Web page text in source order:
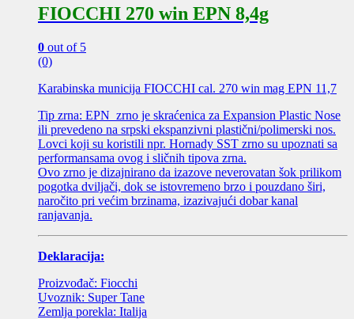
FIOCCHI 270 win EPN 8,4g
0 out of 5
(0)
Karabinska municija FIOCCHI cal. 270 win mag EPN 11,7
Tip zrna: EPN zrno je skraćenica za Expansion Plastic Nose
ili prevedeno na srpski ekspanzivni plastični/polimerski nos.
Lovci koji su koristili npr. Hornady SST zrno su upoznati sa
performansama ovog i sličnih tipova zrna.
Ovo zrno je dizajnirano da izazove neverovatan šok prilikom
pogotka dviljači, dok se istovremeno brzo i pouzdano širi,
naročito pri većim brzinama, izazivajući dobar kanal
ranjavanja.
Deklaracija:
Proizvođač: Fiocchi
Uvoznik: Super Tane
Zemlja porekla: Italija